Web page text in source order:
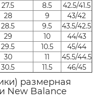
27.5 8.5
42.5/41.5
28 9
43/42
28.5 9.5
43.5/42.5
29 10
44/43
29.5 10.5
45/44
30 11
45.5/44.5
30.5 11.5 46/45
размерная
New Balance